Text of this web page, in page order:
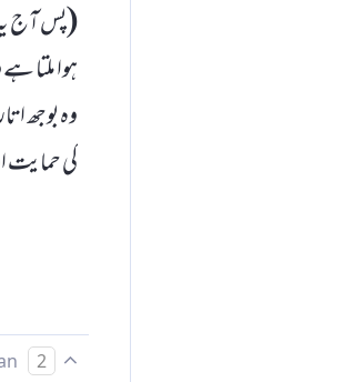
(پس آج یہ
ہوا ملتا
وہ بوجھ
کی حمایت
2